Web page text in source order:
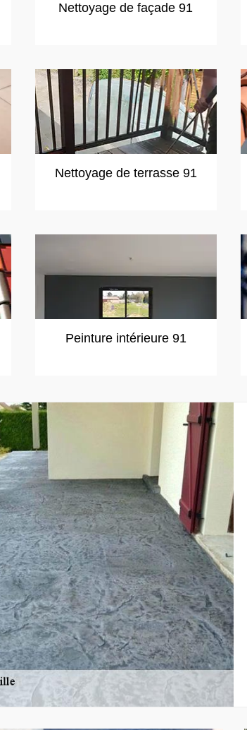
Nettoyage de façade 91
Nettoyage de terrasse 91
Peinture intérieure 91